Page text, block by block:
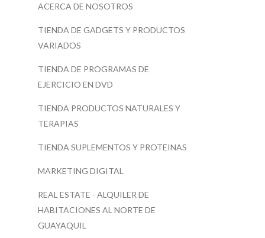
ACERCA DE NOSOTROS
TIENDA DE GADGETS Y PRODUCTOS
VARIADOS
TIENDA DE PROGRAMAS DE
EJERCICIO EN DVD
TIENDA PRODUCTOS NATURALES Y
TERAPIAS
TIENDA SUPLEMENTOS Y PROTEINAS
MARKETING DIGITAL
REAL ESTATE - ALQUILER DE
HABITACIONES AL NORTE DE
GUAYAQUIL